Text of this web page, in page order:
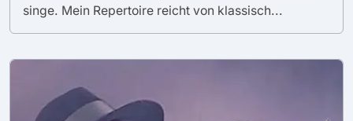
singe. Mein Repertoire reicht von klassisch...